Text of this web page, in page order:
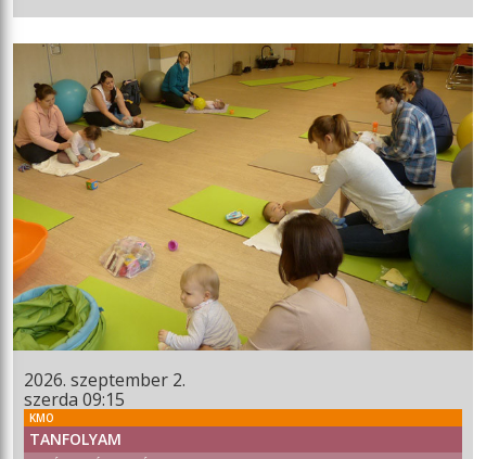
2026. szeptember 2.
szerda 09:15
KMO
TANFOLYAM